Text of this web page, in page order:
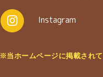
Instagram
※当ホームページに掲載され